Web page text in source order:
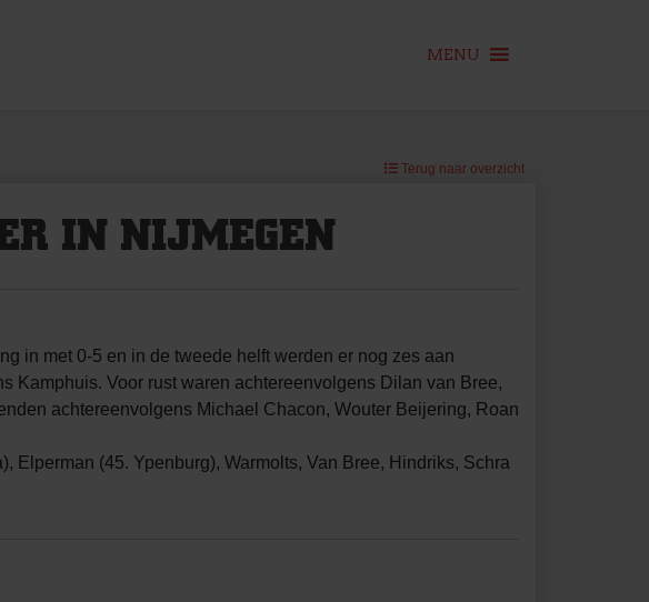
MENU
Terug naar overzicht
IN NIJMEGEN
in met 0-5 en in de tweede helft werden er nog zes aan
Kamphuis. Voor rust waren achtereenvolgens Dilan van Bree,
achtereenvolgens Michael Chacon, Wouter Beijering, Roan
Elperman (45. Ypenburg), Warmolts, Van Bree, Hindriks, Schra